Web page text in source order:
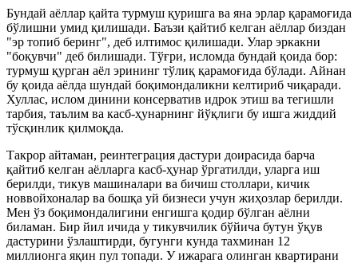
Бундай аёллар қайта турмуш қуришга ва яна эрлар қарамоғида
бўлишни умид қилишади. Баъзи қайтиб келган аёллар биздан
"эр топиб беринг", деб илтимос қилишади. Улар эркакни
"боқувчи" деб билишади. Тўғри, исломда бундай қоида бор:
турмуш қурган аёл эрининг тўлиқ қарамоғида бўлади. Айнан
бу қоида аёлда шундай боқимондаликни келтириб чиқаради.
Хуллас, ислом динини консерватив идрок этиш ва тегишли
тарбия, таълим ва касб-ҳунарнинг йўқлиги бу ишга жиддий
тўсқинлик қилмоқда.
Такрор айтаман, реинтеграция дастури доирасида барча
қайтиб келган аёлларга касб-ҳунар ўргатилди, уларга иш
берилди, тикув машиналари ва бичиш столлари, кичик
новвойхоналар ва бошқа уй бизнеси учун жиҳозлар берилди.
Мен ўз боқимондалигини енгишга қодир бўлган аёлни
биламан. Бир йил ичида у тикувчилик бўйича бутун ўқув
дастурини ўзлаштирди, бугунги кунда тахминан 12
миллионга яқин пул топади. У ижарага олинган квартирани